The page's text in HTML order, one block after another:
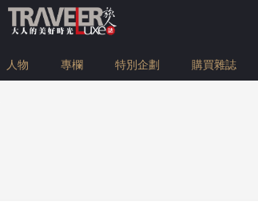
人物 專欄 特別企劃 購買雜誌